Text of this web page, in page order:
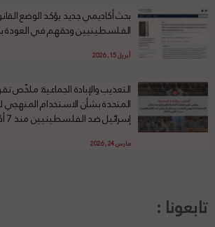
بحث أكاديمي جديد يؤكد الوضع
الفلسطينيين وحقهم في العودة
أبريل 15, 2026
التعذيب والإبادة الجماعية: ملخّص
المتحدة بشأن الاستخدام
إسرائيل ضد الفلسطينيين منذ 7 أكتوبر 2023
مارس 24, 2026
تابعونا :